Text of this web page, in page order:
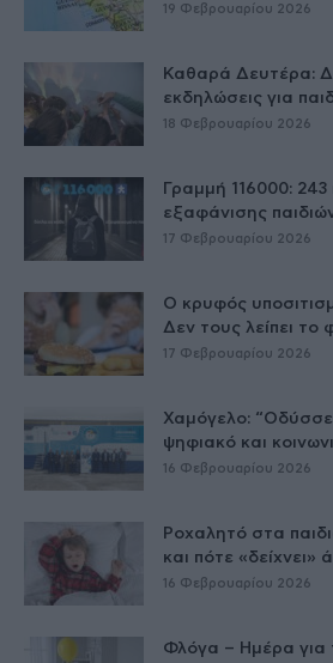
19 Φεβρουαρίου 2026
Καθαρά Δευτέρα:
εκδηλώσεις για
18 Φεβρουαρίου 2026
Γραμμή 116000: 243
εξαφάνισης
17 Φεβρουαρίου 2026
Ο κρυφός
Δεν τους λείπει το
17 Φεβρουαρίου 2026
Χαμόγελο:
ψηφιακό και
16 Φεβρουαρίου 2026
Ροχαλητό στα
και πότε «δείχνει»
16 Φεβρουαρίου 2026
Φλόγα – Ημέρα για